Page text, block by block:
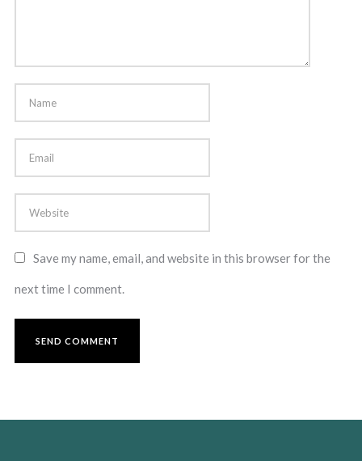
Save my name, email, and website in this browser for the
next time I comment.